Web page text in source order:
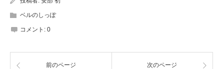
ベルのしっぽ
コメント: 0
前のページ 次のページ